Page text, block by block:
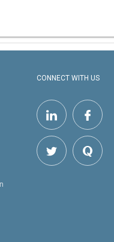
CONNECT WITH US